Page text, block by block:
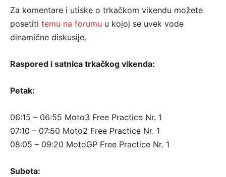
Za komentare i utiske o trkačkom vikendu možete
posetiti temu na forumu u kojoj se uvek vode
dinamične diskusije.
Raspored i satnica trkačkog vikenda:
Petak:
06:15 – 06:55 Moto3 Free Practice Nr. 1
07:10 – 07:50 Moto2 Free Practice Nr. 1
08:05 – 09:20 MotoGP Free Practice Nr. 1
Subota: